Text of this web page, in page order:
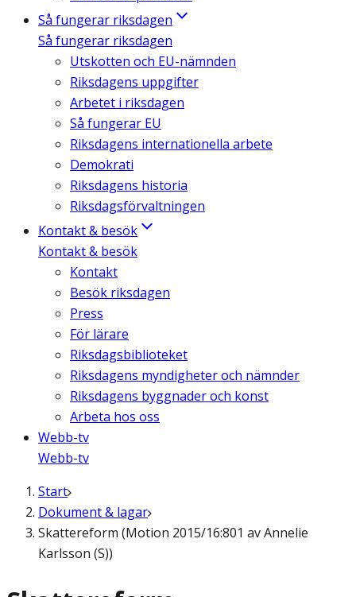
Så fungerar riksdagen
Så fungerar riksdagen
Utskotten och EU-nämnden
Riksdagens uppgifter
Arbetet i riksdagen
Så fungerar EU
Riksdagens internationella arbete
Demokrati
Riksdagens historia
Riksdagsförvaltningen
Kontakt & besök
Kontakt & besök
Kontakt
Besök riksdagen
Press
För lärare
Riksdagsbiblioteket
Riksdagens myndigheter och nämnder
Riksdagens byggnader och konst
Arbeta hos oss
Webb-tv
Webb-tv
Start
Dokument & lagar
Skattereform (Motion 2015/16:801 av Annelie
Karlsson (S))